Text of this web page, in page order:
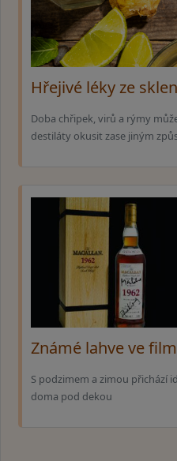
Hřejivé léky ze
Doba chřipek, virů a rýmy
destiláty okusit zase jiným
Známé lahve ve
S podzimem a zimou přichází
doma pod dekou